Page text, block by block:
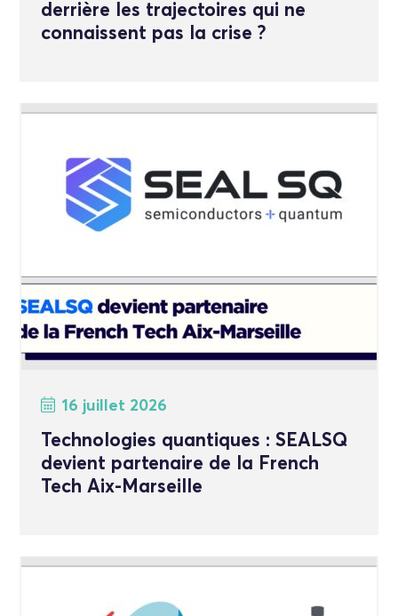
derrière les trajectoires qui ne
connaissent pas la crise ?
16 juillet 2026
Technologies quantiques : SEALSQ
devient partenaire de la French
Tech Aix-Marseille